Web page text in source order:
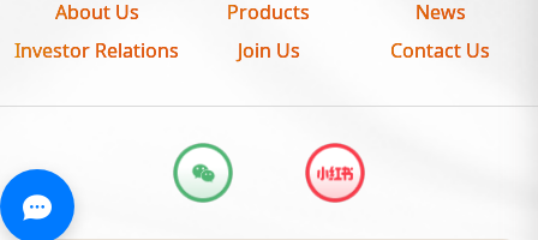
About Us Products
News
Investor Relations
Join Us Contact Us